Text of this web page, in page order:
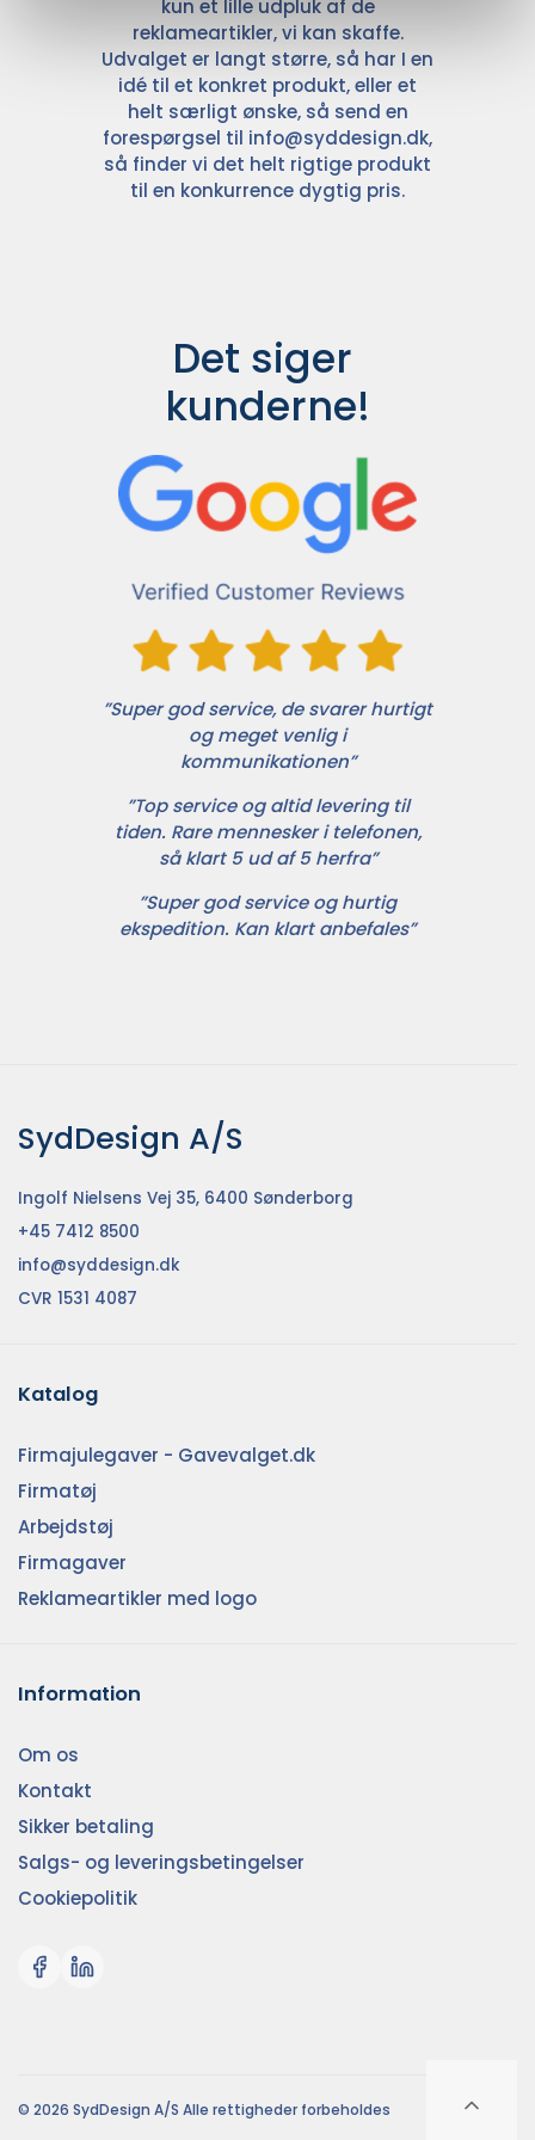
kun et lille udpluk af de
reklameartikler, vi kan skaffe.
Udvalget er langt større, så har I en
idé til et konkret produkt, eller et
helt særligt ønske, så send en
forespørgsel til info@syddesign.dk,
så finder vi det helt rigtige produkt
til en konkurrence dygtig pris.
Det siger
kunderne!
”Super god service, de svarer hurtigt
og meget venlig i
kommunikationen”
”Top service og altid levering til
tiden. Rare mennesker i telefonen,
så klart 5 ud af 5 herfra”
”Super god service og hurtig
ekspedition. Kan klart anbefales”
SydDesign A/S
Ingolf Nielsens Vej 35, 6400 Sønderborg
+45 7412 8500
info@syddesign.dk
CVR 1531 4087
Katalog
Firmajulegaver - Gavevalget.dk
Firmatøj
Arbejdstøj
Firmagaver
Reklameartikler med logo
Information
Om os
Kontakt
Sikker betaling
Salgs- og leveringsbetingelser
Cookiepolitik
© 2026 SydDesign A/S Alle rettigheder forbeholdes